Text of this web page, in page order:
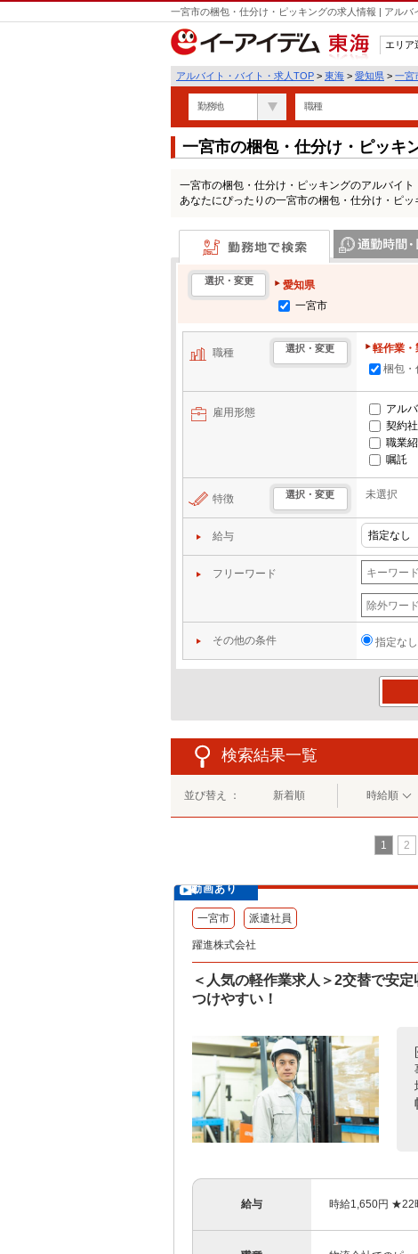
一宮市の梱包・仕分け・ピッキングの求人情報 | アル
東海
エリア
アルバイト・バイト・求人TOP > 東海 > 愛知県 > 一宮
勤務地 職種
一宮市の梱包・仕分け・ピッキ
一宮市の梱包・仕分け・ピッキングのアルバイ
あなたにぴったりの一宮市の梱包・仕分け・ピッ
勤務地で検索
選択・変更
愛知県
一宮市
職種 選択・変更
軽作業・
梱包・
雇用形態 アル
契約
職業
嘱託
特徴 選択・変更 未選択
給与
フリーワード
その他の条件 指定なし
検索結果一覧
並び替え ： 新着順 時給順
1 2
動画あり
一宮市 派遣社員
躍進株式会社
＜人気の軽作業求人＞2交替で安
つけやすい！
給与 時給1,650円 ★22